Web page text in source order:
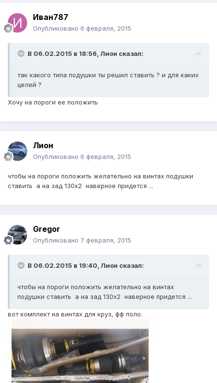
Иван787
Опубликовано 6 февраля, 2015
В 06.02.2015 в 18:56, Лион сказал:
так какого типа подушки ты решил ставить ? и для каких
целей ?
Хочу на пороги ее положить
Лион
Опубликовано 6 февраля, 2015
чтобы на пороги положить желательно на винтах подушки
ставить а на зад 130х2 наверное придется ...
Gregor
Опубликовано 7 февраля, 2015
В 06.02.2015 в 19:40, Лион сказал:
чтобы на пороги положить желательно на винтах
подушки ставить а на зад 130х2 наверное придется ...
вот комплект на винтах для круз, фф поло.